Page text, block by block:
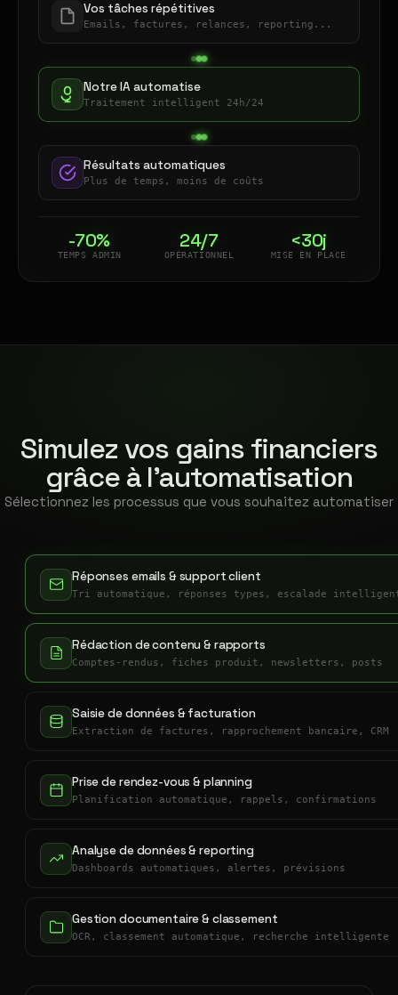
Vos tâches répétitives
Emails, factures, relances, reporting...
Notre IA automatise
Traitement intelligent 24h/24
Résultats automatiques
Plus de temps, moins de coûts
-70%
TEMPS ADMIN
24/7
OPÉRATIONNEL
<30j
MISE EN PLACE
Simulez vos gains financiers
grâce à l'automatisation
Sélectionnez les processus que vous souhaitez automatiser
Réponses emails & support client
Tri automatique, réponses types, escalade
Rédaction de contenu & rapports
Comptes-rendus, fiches produit, newsletters, posts
Saisie de données & facturation
Extraction de factures, rapprochement bancaire, CRM
Prise de rendez-vous & planning
Planification automatique, rappels, confirmations
Analyse de données & reporting
Dashboards automatiques, alertes, prévisions
Gestion documentaire & classement
OCR, classement automatique, recherche intelligente